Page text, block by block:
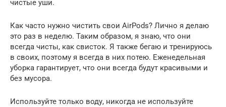
чистые уши.
Как часто нужно чистить свои AirPods? Лично я делаю
это раз в неделю. Таким образом, я знаю, что они
всегда чисты, как свисток. Я также бегаю и тренируюсь
в своих, поэтому я всегда в них потею. Еженедельная
уборка гарантирует, что они всегда будут красивыми и
без мусора.
Используйте только воду, никогда не используйте